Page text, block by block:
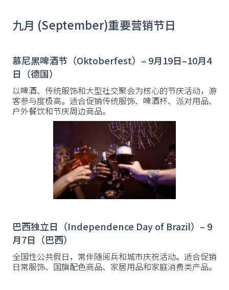
九月 (September)重要营销节日
慕尼黑啤酒节（Oktoberfest）– 9月19日–10月4
日（德国）
以啤酒、传统服饰和大型社交聚会为核心的节庆活动，游
客参与度极高。适合促销传统服饰、啤酒杯、派对用品、
户外餐饮和节庆周边商品。
巴西独立日（Independence Day of Brazil）– 9
月7日（巴西）
全国性公共假日，常伴随阅兵和城市庆祝活动。适合促销
日常服饰、国旗配色商品、家居用品和家庭消费类产品。